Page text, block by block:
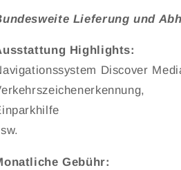
Lieferung und
Highlights:
Discover
Gebühr: